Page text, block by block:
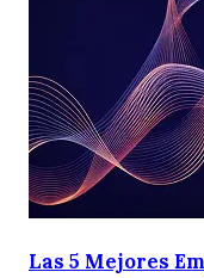
Las 5 Mejores